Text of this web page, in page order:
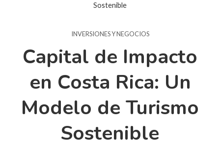
Sostenible
INVERSIONES Y NEGOCIOS
Capital de Impacto
en Costa Rica: Un
Modelo de Turismo
Sostenible